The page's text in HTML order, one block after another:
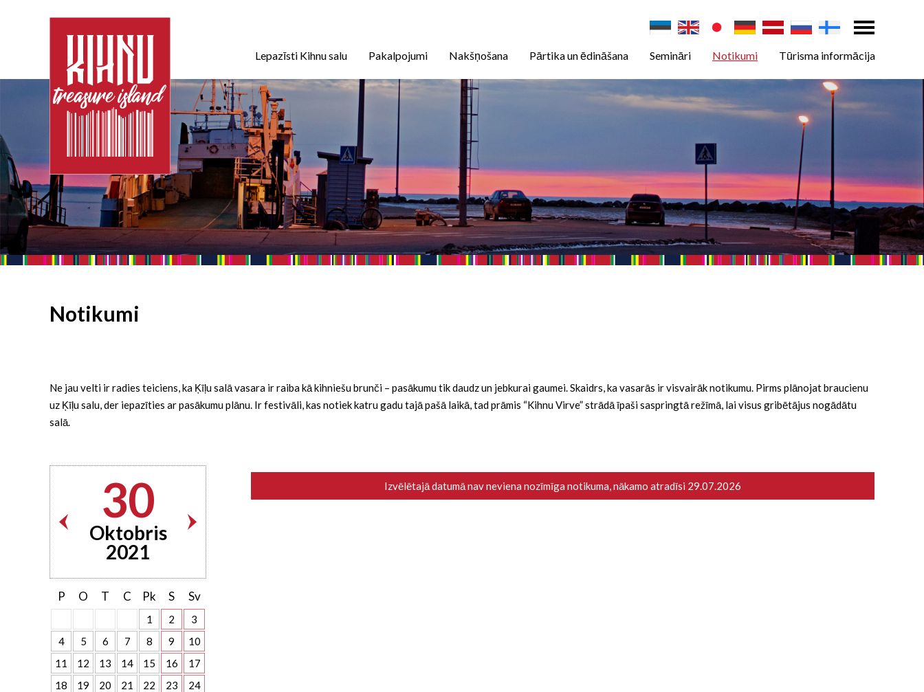
Lepazīsti Kihnu salu Pakalpojumi Nakšņošana Pārtika un ēdināšana Semināri Notikumi Tūrisma informācija
Notikumi
Ne jau velti ir radies teiciens, ka Ķīļu salā vasara ir raiba kā kihniešu brunči – pasākumu tik daudz un jebkurai gaumei. Skaidrs, ka vasarās ir visvairāk notikumu. Pirms plānojat braucienu
uz Ķīļu salu, der iepazīties ar pasākumu plānu. Ir festivāli, kas notiek katru gadu tajā pašā laikā, tad prāmis “Kihnu Virve” strādā īpaši saspringtā režīmā, lai visus gribētājus nogādātu
salā.
30
Oktobris
2021
P O T C Pk S Sv
1 2
3
4
5 6 7 8 9
10
11
12 13 14 15 16
17
18
19 20 21 22 23
24
Izvēlētajā datumā nav neviena nozīmīga notikuma, nākamo atradīsi 29.07.2026